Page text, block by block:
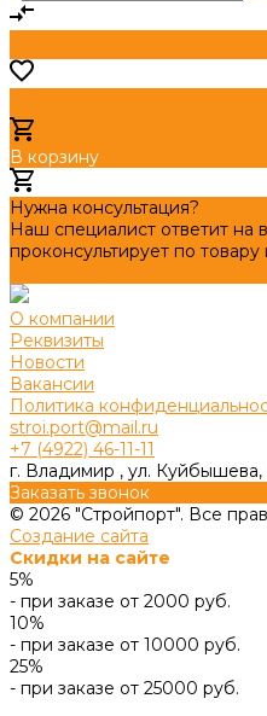
В корзину
Нужна консультация?
Наш специалист ответит на
проконсультирует по
О компании
Реквизиты
Новости
Вакансии
Политика
stroi.port@mail.ru
+7 (4922) 46-11-11
г. Владимир , ул. Куйбышева,
Заказать звонок
© 2026 "Стройпорт". Все
Создание сайта
Скидки на сайте
5%
- при заказе от 2000 руб.
10%
- при заказе от 10000 руб.
25%
- при заказе от 25000 руб.